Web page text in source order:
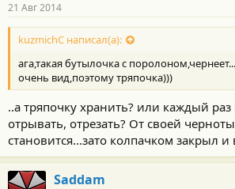
21 Авг 2014
kuzmichC написал(а):
ага,такая бутылочка с
очень вид,поэтому тряпочка)))
..а тряпочку хранить? или каждый
отрывать, отрезать? От своей
становится...зато колпачком закрыл и
Saddam